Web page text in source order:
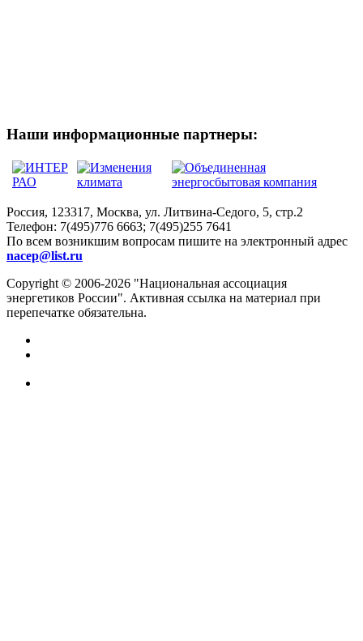
Наши информационные партнеры:
Россия, 123317, Москва, ул. Литвина-Седого, 5, стр.2
Телефон: 7(495)776 6663; 7(495)255 7641
По всем возникшим вопросам пишите на электронный адрес
nacep@list.ru
Copyright © 2006-2026 "Национальная ассоциация
энергетиков России". Активная ссылка на материал при
перепечатке обязательна.